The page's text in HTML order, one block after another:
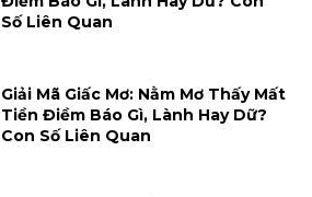
Số Liên Quan
Giải Mã Giấc Mơ: Nằm Mơ Thấy Mất
Tiền Điềm Báo Gì, Lành Hay Dữ?
Con Số Liên Quan